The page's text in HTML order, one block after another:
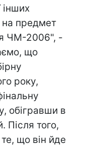
інших
на предмет
ЧМ-2006", -
що
року,
обігравши в
Після того,
що він йде